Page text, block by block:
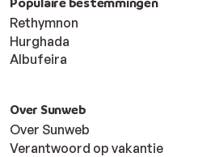
Rethymnon
Hurghada
Albufeira
Over Sunweb
Over Sunweb
Verantwoord op vakantie